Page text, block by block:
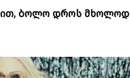
ბოლო დროს მხოლოდ